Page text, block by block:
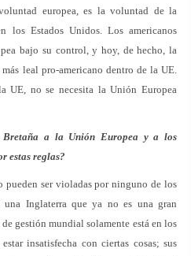
europea, es la voluntad de la
los Estados Unidos. Los americanos
bajo su control, y hoy, de hecho, la
leal pro-americano dentro de la UE.
UE, no se necesita la Unión Europea
Bretaña a la Unión Europea y a los
estas reglas?
ser violadas por ninguno de los
una Inglaterra que ya no es una gran
gestión mundial solamente está en los
insatisfecha con ciertas cosas; sus